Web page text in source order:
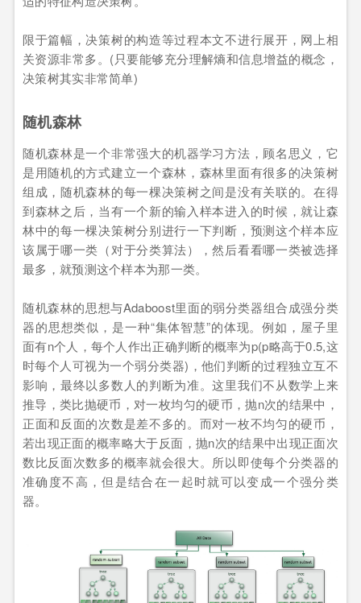
限于篇幅，决策树的构造等过程本文不进行展开，网上相
关资源非常多。(只要能够充分理解熵和信息增益的概念，
决策树其实非常简单)
随机森林
随机森林是一个非常强大的机器学习方法，顾名思义，它
是用随机的方式建立一个森林，森林里面有很多的决策树
组成，随机森林的每一棵决策树之间是没有关联的。在得
到森林之后，当有一个新的输入样本进入的时候，就让森
林中的每一棵决策树分别进行一下判断，预测这个样本应
该属于哪一类（对于分类算法），然后看看哪一类被选择
最多，就预测这个样本为那一类。
随机森林的思想与Adaboost里面的弱分类器组合成强分类
器的思想类似，是一种“集体智慧”的体现。例如，屋子里
面有n个人，每个人作出正确判断的概率为p(p略高于0.5,这
时每个人可视为一个弱分类器)，他们判断的过程独立互不
影响，最终以多数人的判断为准。这里我们不从数学上来
推导，类比抛硬币，对一枚均匀的硬币，抛n次的结果中，
正面和反面的次数是差不多的。而对一枚不均匀的硬币，
若出现正面的概率略大于反面，抛n次的结果中出现正面次
数比反面次数多的概率就会很大。所以即使每个分类器的
准确度不高，但是结合在一起时就可以变成一个强分类
器。